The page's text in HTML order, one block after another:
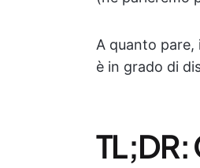
A quanto pare,
è in grado di